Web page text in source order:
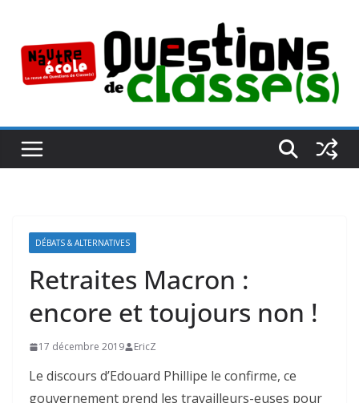
contenu
DÉBATS & ALTERNATIVES
Retraites Macron :
encore et toujours non !
17 décembre 2019 EricZ
Le discours d’Edouard Phillipe le confirme, ce
gouvernement prend les travailleurs-euses pour